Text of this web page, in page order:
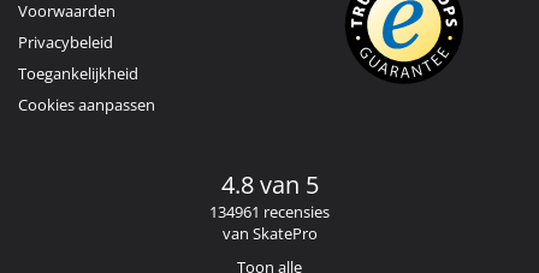
Voorwaarden
Privacybeleid
Toegankelijkheid
Cookies aanpassen
4.8 van 5
134961 recensies
van SkatePro
Toon alle